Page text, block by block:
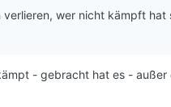
wer nicht kämpft
- gebracht hat es -